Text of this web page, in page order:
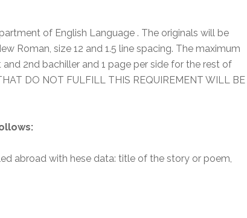
of English Language . The originals will be
Roman, size 12 and 1.5 line spacing. The maximum
2nd bachiller and 1 page per side for the rest of
DO NOT FULFILL THIS REQUIREMENT WILL BE
abroad with hese data: title of the story or poem,